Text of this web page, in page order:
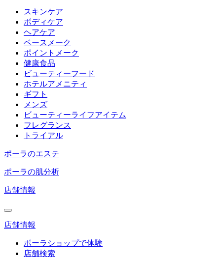
スキンケア
ボディケア
ヘアケア
ベースメーク
ポイントメーク
健康食品
ビューティーフード
ホテルアメニティ
ギフト
メンズ
ビューティーライフアイテム
フレグランス
トライアル
ポーラのエステ
ポーラの肌分析
店舗情報
店舗情報
ポーラショップで体験
店舗検索